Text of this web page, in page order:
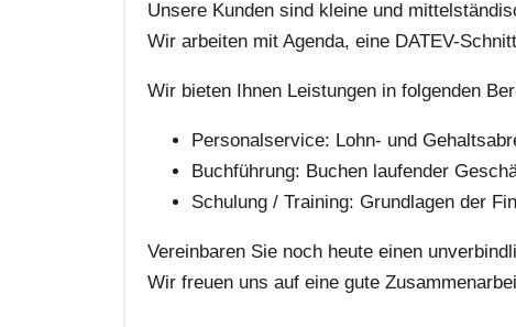
Unsere Kunden sind kleine und
Wir arbeiten mit Agenda, eine DATEV-
Wir bieten Ihnen Leistungen in folgenden
Personalservice: Lohn- und
Buchführung: Buchen laufender
Schulung / Training: Grundlagen der
Vereinbaren Sie noch heute einen
Wir freuen uns auf eine gute